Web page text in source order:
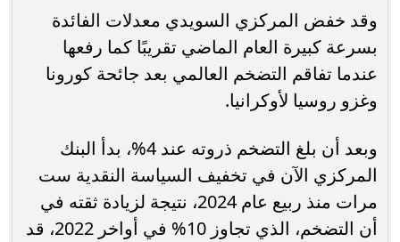
وقد خفض المركزي السويدي معدلات الفائدة
بسرعة كبيرة العام الماضي تقريبًا كما رفعها
عندما تفاقم التضخم العالمي بعد جائحة كورونا
وغزو روسيا لأوكرانيا.
وبعد أن بلغ التضخم ذروته عند 4%، بدأ البنك
المركزي الآن في تخفيف السياسة النقدية ست
مرات منذ ربيع عام 2024، نتيجة لزيادة ثقته في
أن التضخم، الذي تجاوز 10% في أواخر 2022، قد